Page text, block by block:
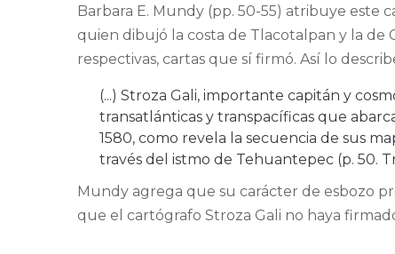
Barbara E. Mundy (pp. 50-55) atribuye este
quien dibujó la costa de Tlacotalpan y la de
respectivas, cartas que sí firmó. Así lo
(...) Stroza Gali, importante capitán y
transatlánticas y transpacíficas que
1580, como revela la secuencia de sus
través del istmo de Tehuantepec (p. 50.
Mundy agrega que su carácter de esbozo
que el cartógrafo Stroza Gali no haya